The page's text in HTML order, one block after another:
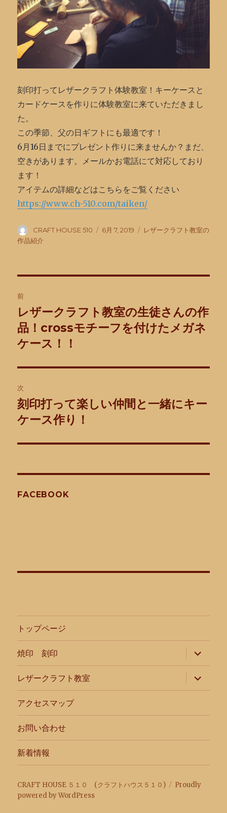
刻印打ってレザークラフト体験教室！キーケースと
カードケースを作りに体験教室に来ていただきまし
た。
この季節、父の日ギフトにも最適です！
6月16日までにプレゼント作りに来ませんか？まだ、
空きがあります。メールかお電話にて対応しており
ます！
アイテムの詳細などはこちらをご覧ください
https://www.ch-510.com/taiken/
投
稿
CRAFT HOUSE 510
投
6月 7, 2019
カ
レザークラフト教室の
作品紹介
稿
ナ
ビ
ゲ
ー
シ
前
前
の
投
レザークラフト教室の生徒さんの作
品！crossモチーフを付けたメガネ
ケース！！
次
次
の
稿:
刻印打って楽しい仲間と一緒にキー
ケース作り！
FACEBOOK
トップページ
焼印 刻印
ブ
メ
ニ
ュ
ー
開
レザークラフト教室
ブ
メ
ー
開
アクセスマップ
お問い合わせ
新着情報
CRAFT HOUSE ５１０ (クラフトハウス５１０)
Proudly
powered by WordPress